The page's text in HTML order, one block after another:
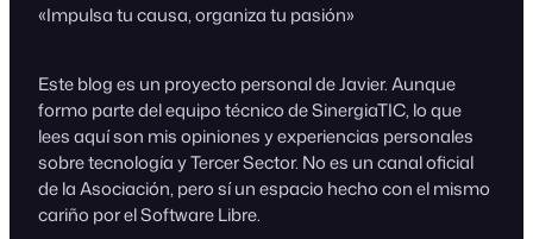
«Impulsa tu causa, organiza tu pasión»
Este blog es un proyecto personal de Javier. Aunque
formo parte del equipo técnico de SinergiaTIC, lo que
lees aquí son mis opiniones y experiencias personales
sobre tecnología y Tercer Sector. No es un canal oficial
de la Asociación, pero sí un espacio hecho con el mismo
cariño por el Software Libre.